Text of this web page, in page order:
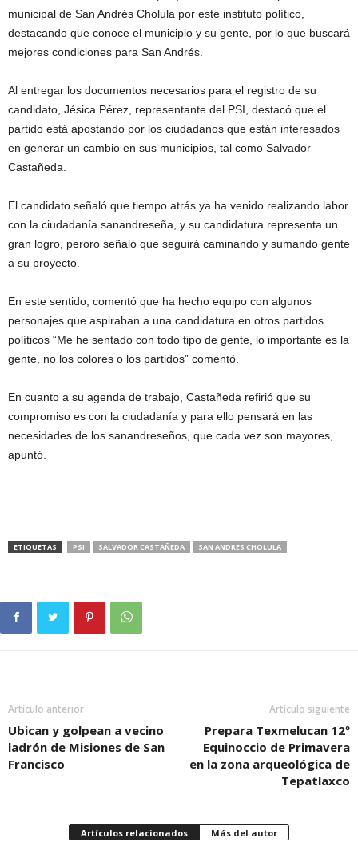
municipal de San Andrés Cholula por este instituto político,
destacando que conoce el municipio y su gente, por lo que buscará
mejores condiciones para San Andrés.
Al entregar los documentos necesarios para el registro de su
candidato, Jésica Pérez, representante del PSI, destacó que el
partido está apostando por los ciudadanos que están interesados
en generar un cambio en sus municipios, tal como Salvador
Castañeda.
El candidato señaló que tiempo atrás ya ha venido realizando labor
con la ciudadanía sanandreseña, y su candidatura representa un
gran logro, peroro señaló que seguirá caminando y sumando gente
a su proyecto.
En este sentido, comentó que ha hecho equipo con algunos
personajes que aspiraban a una candidatura en otros partidos
políticos “Me he sentado con todo tipo de gente, lo importante es la
gente, no los colores o los partidos” comentó.
En cuanto a su agenda de trabajo, Castañeda refirió que su
compromiso es con la ciudadanía y para ello pensará en las
necesidades de los sanandreseños, que cada vez son mayores,
apuntó.
ETIQUETAS PSI SALVADOR CASTAÑEDA SAN ANDRES CHOLULA
Artículo anterior
Ubican y golpean a vecino
ladrón de Misiones de San
Francisco
Artículo siguiente
Prepara Texmelucan 12º
Equinoccio de Primavera
en la zona arqueológica de
Tepatlaxco
Artículos relacionados Más del autor